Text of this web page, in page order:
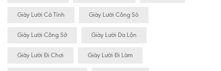
Giày Lười Cá Tính Giày Lười Công Sỏ
Giày Lười Công Sở Giày Lười Da Lộn
Giày Lười Đi Chơi Giày Lười Đi Làm